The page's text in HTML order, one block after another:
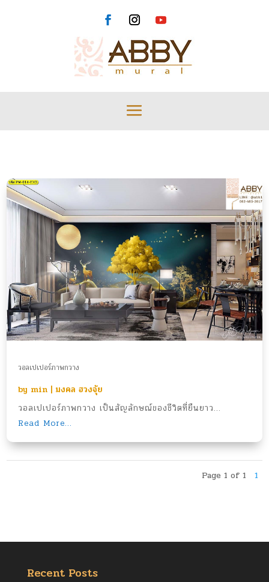
วอลเปเปอร์ภาพกวาง
by min | มงคล ฮวงจุ้ย
วอลเปเปอร์ภาพกวาง เป็นสัญลักษณ์ของชีวิตที่ยืนยาว...
Read More...
Page 1 of 1 1
Recent Posts